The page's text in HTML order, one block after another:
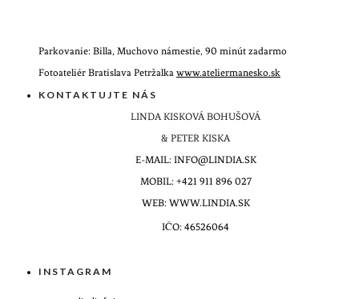
Parkovanie: Billa, Muchovo námestie, 90 minút zadarmo
Fotoateliér Bratislava Petržalka www.ateliermanesko.sk
KONTAKTUJTE NÁS
LINDA KISKOVÁ BOHUŠOVÁ
& PETER KISKA
E-MAIL: INFO@LINDIA.SK
MOBIL: +421 911 896 027
WEB: WWW.LINDIA.SK
IČO: 46526064
INSTAGRAM